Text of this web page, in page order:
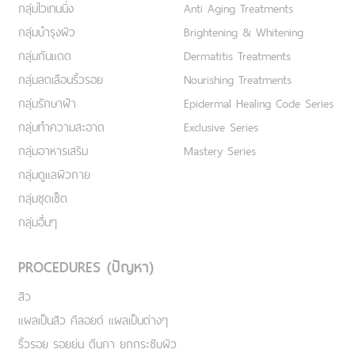
กลุ่มไวเทนนิ่ง
กลุ่มบำรุงผิว
กลุ่มกันแดด
กลุ่มลดเลือนริ้วรอย
กลุ่มรักษาฝ้า
กลุ่มทำความสะอาด
กลุ่มอาหารเสริม
กลุ่มดูแลผิวกาย
กลุ่มชุดเซ็ต
กลุ่มอื่นๆ
Anti Aging Treatments
Brightening & Whitening
Dermatitis Treatments
Nourishing Treatments
Epidermal Healing Code Series
Exclusive Series
Mastery Series
PROCEDURES (ปัญหา)
สิว
แผลเป็นสิว คีลอยด์ แผลเป็นต่างๆ
ริ้วรอย รอยย่น ตีนกา ยกกระชับผิว